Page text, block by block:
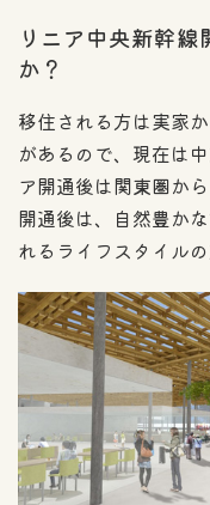
リニア中央新幹
か？
移住される方は実家
があるので、現在は
ア開通後は関東圏か
開通後は、自然豊か
れるライフスタイル